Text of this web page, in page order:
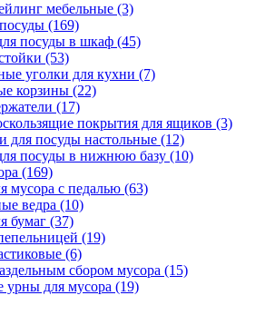
мебельные (3)
(169)
посуды в шкаф (45)
(53)
уголки для кухни (7)
корзины (22)
(17)
покрытия для ящиков (3)
для посуды настольные (12)
посуды в нижнюю базу (10)
(169)
мусора с педалью (63)
ведра (10)
бумаг (37)
(19)
(6)
сбором мусора (15)
урны для мусора (19)